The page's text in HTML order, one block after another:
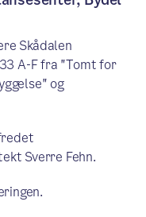
Skådalen
A-F fra "Tomt for
og
Sverre Fehn.